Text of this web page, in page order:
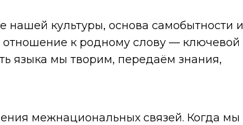
нашей культуры, основа самобытности и
к родному слову — ключевой
языка мы творим, передаём знания,
межнациональных связей. Когда мы